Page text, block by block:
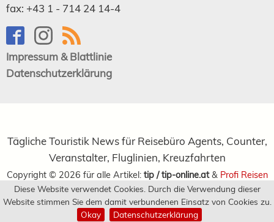
Diese Website verwendet Cookies. Durch die Verwendung dieser
Website stimmen Sie dem damit verbundenen Einsatz von Cookies zu.
Okay
Datenschutzerklärung
fax: +43 1 - 714 24 14-4
Impressum & Blattlinie
Datenschutzerklärung
Tägliche Touristik News für Reisebüro Agents, Counter,
Veranstalter, Fluglinien, Kreuzfahrten
Copyright © 2026 für alle Artikel: tip / tip-online.at& Profi Reisen
Verlagsgesellschaft m.b.H.